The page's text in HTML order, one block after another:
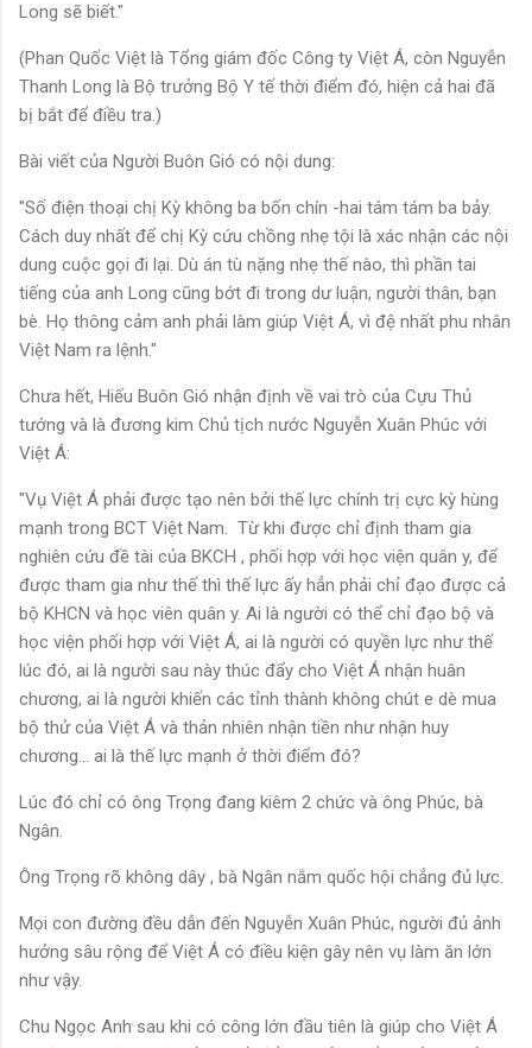
Long sẽ biết."
(Phan Quốc Việt là Tổng giám đốc Công ty Việt Á, còn Nguyễn
Thanh Long là Bộ trưởng Bộ Y tế thời điểm đó, hiện cả hai đã
bị bắt để điều tra.)
Bài viết của Người Buôn Gió có nội dung:
"Số điện thoại chị Kỳ không ba bốn chín -hai tám tám ba bảy.
Cách duy nhất để chị Kỳ cứu chồng nhẹ tội là xác nhận các nội
dung cuộc gọi đi lại. Dù án tù nặng nhẹ thế nào, thì phần tai
tiếng của anh Long cũng bớt đi trong dư luận, người thân, bạn
bè. Họ thông cảm anh phải làm giúp Việt Á, vì đệ nhất phu nhân
Việt Nam ra lệnh."
Chưa hết, Hiếu Buôn Gió nhận định về vai trò của Cựu Thủ
tướng và là đương kim Chủ tịch nước Nguyễn Xuân Phúc với
Việt Á:
"Vụ Việt Á phải được tạo nên bởi thế lực chính trị cực kỳ hùng
mạnh trong BCT Việt Nam. Từ khi được chỉ định tham gia
nghiên cứu đề tài của BKCH , phối hợp với học viện quân y, để
được tham gia như thế thì thế lực ấy hẳn phải chỉ đạo được cả
bộ KHCN và học viên quân y. Ai là người có thể chỉ đạo bộ và
học viện phối hợp với Việt Á, ai là người có quyền lực như thế
lúc đó, ai là người sau này thúc đẩy cho Việt Á nhận huân
chương, ai là người khiến các tỉnh thành không chút e dè mua
bộ thử của Việt Á và thản nhiên nhận tiền như nhận huy
chương... ai là thế lực mạnh ở thời điểm đó?
Lúc đó chỉ có ông Trọng đang kiêm 2 chức và ông Phúc, bà
Ngân.
Ông Trọng rõ không dây , bà Ngân nắm quốc hội chẳng đủ lực.
Mọi con đường đều dẫn đến Nguyễn Xuân Phúc, người đủ ảnh
hưởng sâu rộng để Việt Á có điều kiện gây nên vụ làm ăn lớn
như vậy.
Chu Ngọc Anh sau khi có công lớn đầu tiên là giúp cho Việt Á